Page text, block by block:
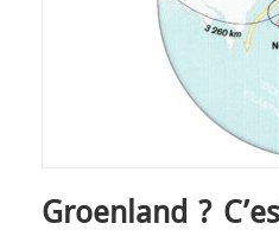
Groenland ?